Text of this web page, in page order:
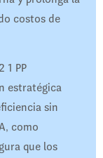
costos de
1 PP
estratégica
sin
como
que los